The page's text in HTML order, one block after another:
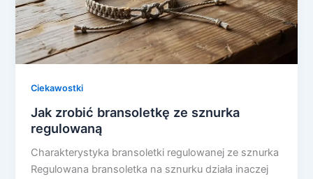
Ciekawostki
Jak zrobić bransoletkę ze sznurka
regulowaną
Charakterystyka bransoletki regulowanej ze sznurka
Regulowana bransoletka na sznurku działa inaczej